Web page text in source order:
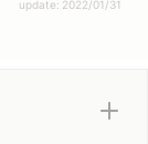
update: 2022/01/31